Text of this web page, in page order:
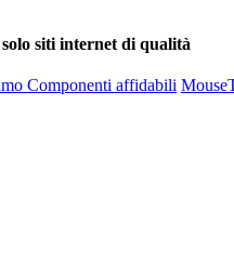
siti internet di qualità
Componenti affidabili Mouse